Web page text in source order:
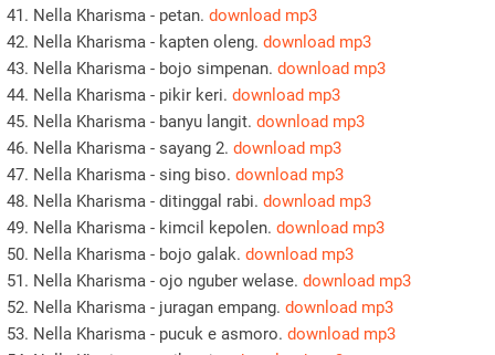
Nella Kharisma - petan. download mp3
Nella Kharisma - kapten oleng. download mp3
Nella Kharisma - bojo simpenan. download mp3
Nella Kharisma - pikir keri. download mp3
Nella Kharisma - banyu langit. download mp3
Nella Kharisma - sayang 2. download mp3
Nella Kharisma - sing biso. download mp3
Nella Kharisma - ditinggal rabi. download mp3
Nella Kharisma - kimcil kepolen. download mp3
Nella Kharisma - bojo galak. download mp3
Nella Kharisma - ojo nguber welase. download mp3
Nella Kharisma - juragan empang. download mp3
Nella Kharisma - pucuk e asmoro. download mp3